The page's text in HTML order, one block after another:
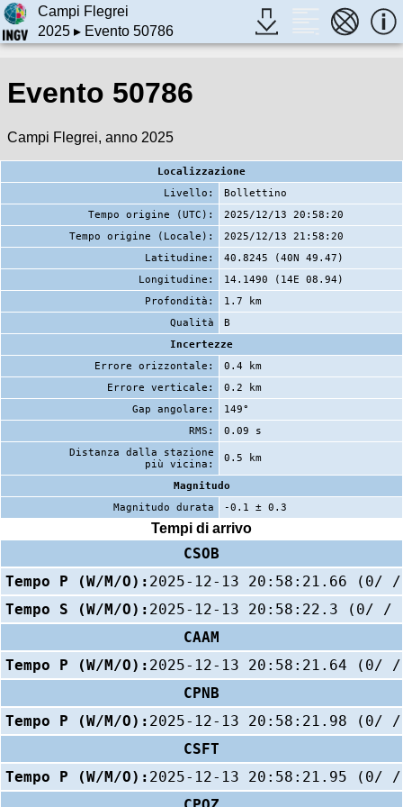
Campi Flegrei
2025▸ Evento 50786
Evento 50786
Campi Flegrei, anno 2025
Localizzazione
Livello:
Bollettino
Tempo origine (UTC):
2025/12/13 20:58:20
Tempo origine (Locale):
2025/12/13 21:58:20
Latitudine:
40.8245 (40N 49.47)
Longitudine:
14.1490 (14E 08.94)
Profondità:
1.7 km
Qualità
B
Incertezze
Errore orizzontale:
0.4 km
Errore verticale:
0.2 km
Gap angolare:
149°
RMS:
0.09 s
Distanza dalla stazione
più vicina:
0.5 km
Magnitudo
Magnitudo durata
-0.1 ± 0.3
Tempi di arrivo
CSOB
Tempo P (W/M/O): 2025-12-13 20:58:21.66 (0/
Tempo S (W/M/O): 2025-12-13 20:58:22.3 (0/ /
CAAM
Tempo P (W/M/O): 2025-12-13 20:58:21.64 (0/
CPNB
Tempo P (W/M/O): 2025-12-13 20:58:21.98 (0/
CSFT
Tempo P (W/M/O): 2025-12-13 20:58:21.95 (0/